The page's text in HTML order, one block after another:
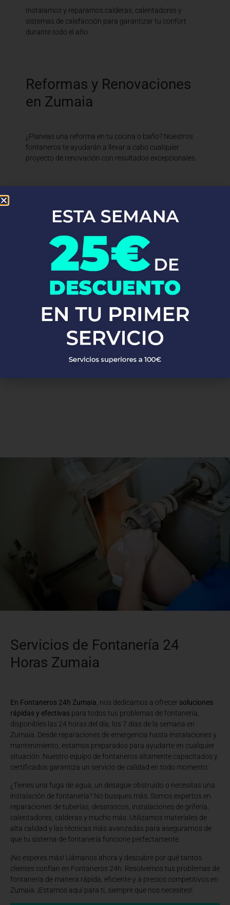
Instalamos y reparamos calderas, calentadores y
sistemas de calefacción para garantizar tu confort
durante todo el año.
Reformas y Renovaciones
en Zumaia
¿Planeas una reforma en tu cocina o baño? Nuestros
fontaneros te ayudarán a llevar a cabo cualquier
proyecto de renovación con resultados excepcionales.
En Fontaneros 24h Zumaia, brindamos una completa gama de
sea una emergencia o un mantenimiento rutinario, estamos
disponibles para asistirte las 24 horas del día, los 7 días de la
semana. A continuación, te mostramos algunos de nuestros
servicios más populares:
PEDIR PRESUPUESTO
Servicios de Fontanería 24
Horas Zumaia
En Fontaneros 24h Zumaia , nos dedicamos a ofrecer soluciones
rápidas y efectivas para todos tus problemas de fontanería,
disponibles las 24 horas del día, los 7 días de la semana en
Zumaia. Desde reparaciones de emergencia hasta instalaciones y
mantenimiento, estamos preparados para ayudarte en cualquier
situación. Nuestro equipo de fontaneros altamente capacitados y
certificados garantiza un servicio de calidad en todo momento.
¿Tienes una fuga de agua, un desagüe obstruido o necesitas una
instalación de fontanería? No busques más. Somos expertos en
reparaciones de tuberías, desatascos, instalaciones de grifería,
calentadores, calderas y mucho más. Utilizamos materiales de
alta calidad y las técnicas más avanzadas para asegurarnos de
que tu sistema de fontanería funcione perfectamente.
¡No esperes más! Llámanos ahora y descubre por qué tantos
clientes confían en Fontaneros 24h. Resolvemos tus problemas de
fontanería de manera rápida, eficiente y a precios competitivos en
Zumaia. ¡Estamos aquí para ti, siempre que nos necesites!